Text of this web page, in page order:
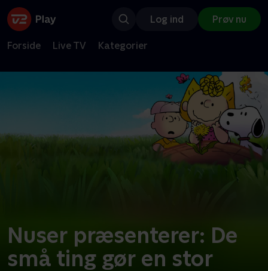
Log ind Prøv nu
Forside Live TV Kategorier
Nuser præsenterer: De
små ting gør en stor